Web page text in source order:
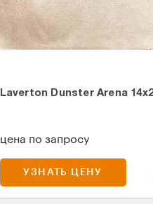
Laverton Dunster Arena
цена по запросу
УЗНАТЬ ЦЕНУ